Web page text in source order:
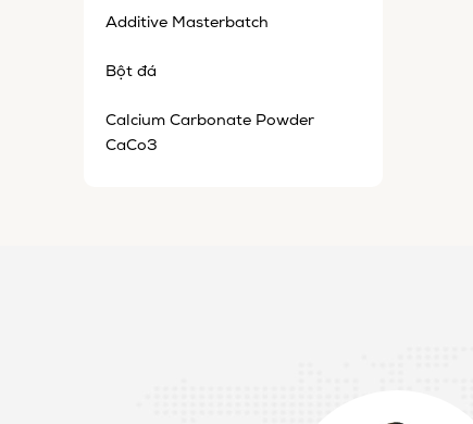
Additive Masterbatch
Bột đá
Calcium Carbonate Powder
CaCo3